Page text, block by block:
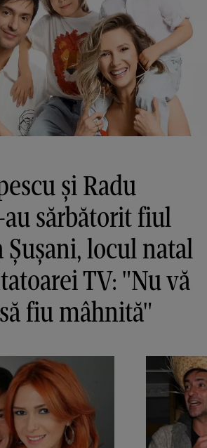
și Radu
sărbătorit fiul
locul natal
TV: "Nu vă
fiu mâhnită"